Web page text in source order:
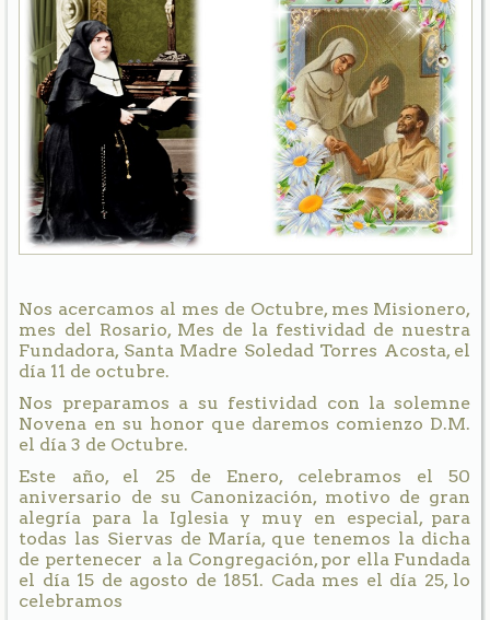
Nos acercamos al mes de Octubre, mes Misionero,
mes del Rosario, Mes de la festividad de nuestra
Fundadora, Santa Madre Soledad Torres Acosta, el
día 11 de octubre.
Nos preparamos a su festividad con la solemne
Novena en su honor que daremos comienzo D.M.
el día 3 de Octubre.
Este año, el 25 de Enero, celebramos el 50
aniversario de su Canonización, motivo de gran
alegría para la Iglesia y muy en especial, para
todas las Siervas de María, que tenemos la dicha
de pertenecer a la Congregación, por ella Fundada
el día 15 de agosto de 1851. Cada mes el día 25, lo
celebramos